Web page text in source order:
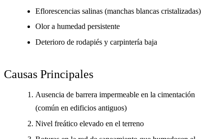
Eflorescencias salinas (manchas blancas cristalizadas)
Olor a humedad persistente
Deterioro de rodapiés y carpintería baja
Causas Principales
Ausencia de barrera impermeable en la cimentación
(común en edificios antiguos)
Nivel freático elevado en el terreno